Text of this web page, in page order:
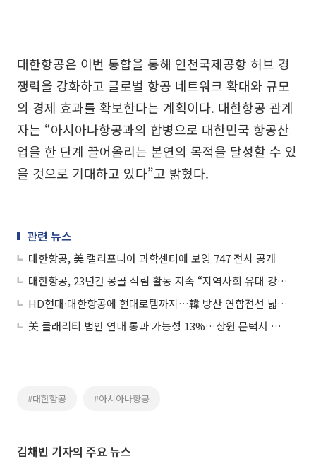
대한항공은 이번 통합을 통해 인천국제공항 허브 경
쟁력을 강화하고 글로벌 항공 네트워크 확대와 규모
의 경제 효과를 확보한다는 계획이다. 대한항공 관계
자는 “아시아나항공과의 합병으로 대한민국 항공산
업을 한 단계 끌어올리는 본연의 목적을 달성할 수 있
을 것으로 기대하고 있다”고 밝혔다.
관련 뉴스
대한항공, 美 캘리포니아 과학센터에 보잉 747 전시 공개
대한항공, 23년간 몽골 식림 활동 지속 “지역사회 유대 강화”
HD현대·대한항공에 현대로템까지…韓 방산 연합전선 넓히는 안두릴
美 클래리티 법안 연내 통과 가능성 13%…상원 문턱서 제동
#대한항공 #아시아나항공
김채빈 기자의 주요 뉴스